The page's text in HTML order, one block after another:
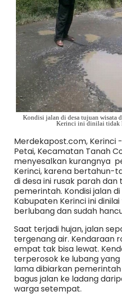
Kondisi jalan di desa tujuan wisata
Kerinci ini dinilai tidak
Merdekapost.com, Kerinci
Petai, Kecamatan Tanah
menyesalkan kurangnya
Kerinci, karena bertahun-
di desa ini rusak parah
pemerintah. Kondisi jalan
Kabupaten Kerinci ini
berlubang dan sudah
Saat terjadi hujan, jalan
tergenang air. Kendaraan
empat tak bisa lewat.
terperosok ke lubang yang
lama dibiarkan pemerintah
bagus jalan ke ladang
warga setempat.